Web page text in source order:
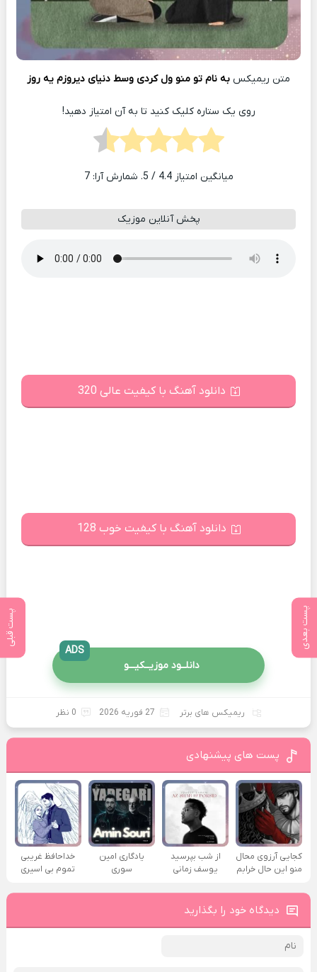
پست بعدی پست قبلی
متن ریمیکس به نام تو منو ول کردی وسط دنیای دیروزم یه روز
روی یک ستاره کلیک کنید تا به آن امتیاز دهید!
میانگین امتیاز4.4 / 5. شمارش آرا: 7
پخش آنلاین موزیک
دانلود آهنگ با کیفیت عالی 320
دانلود آهنگ با کیفیت خوب 128
دانلــود موزیــکیـــو
ADS
ریمیکس های برتر 27 فوریه 2026 0 نظر
پست های پیشنهادی
کجایی آرزوی محال
منو این حال خرابم
از شب بپرسید
یوسف زمانی
یادگاری امین
سوری
خداحافظ غریبی
تموم بی اسیری
دیدگاه خود را بگذارید